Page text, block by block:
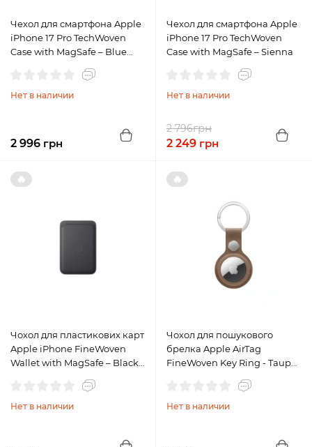
Чехол для смартфона Apple
iPhone 17 Pro TechWoven
Case with MagSafe – Blue
Нет в наличии
2 996 грн
Чехол для смартфона Apple
iPhone 17 Pro TechWoven
Case with MagSafe – Sienna
Нет в наличии
2 796грн
2 249 грн
🔥
Чохол для пластикових карт
Apple iPhone FineWoven
Wallet with MagSafe – Black
Нет в наличии
🔥
Чохол для пошукового
брелка Apple AirTag
FineWoven Key Ring - Taupe
Нет в наличии